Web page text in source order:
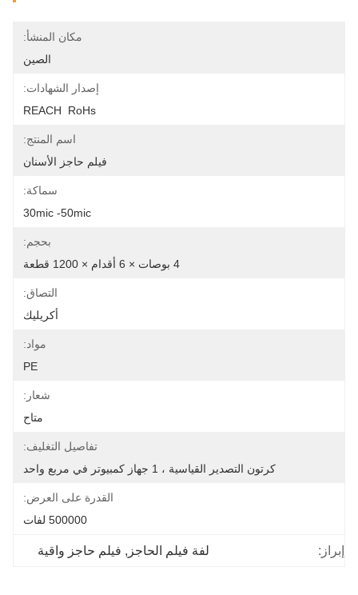
مكان المنشأ:
الصين
إصدار الشهادات:
REACH  RoHs
اسم المنتج:
فيلم حاجز الأسنان
سماكة:
30mic -50mic
بحجم:
4 بوصات × 6 أقدام × 1200 قطعة
التصاق:
أكريليك
مواد:
PE
شعار:
متاح
تفاصيل التغليف:
كرتون التصدير القياسية ، 1 جهاز كمبيوتر في مربع واحد
القدرة على العرض:
500000 لفات
إبراز: لفة فيلم الحاجز, فيلم حاجز واقية